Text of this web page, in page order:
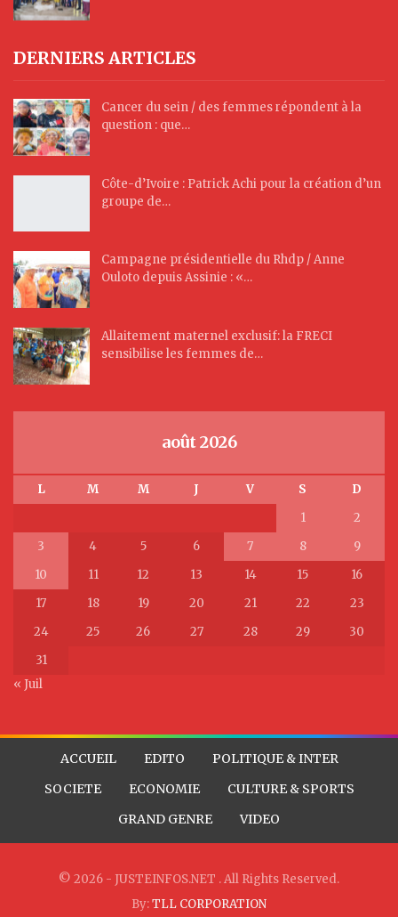
DERNIERS ARTICLES
Cancer du sein / des femmes répondent à la
question : que…
Côte-d’Ivoire : Patrick Achi pour la création d’un
groupe de…
Campagne présidentielle du Rhdp / Anne
Ouloto depuis Assinie : «…
Allaitement maternel exclusif: la FRECI
sensibilise les femmes de…
août 2026
L M M J V S
D
1
2
3
4 5 6 7 8
9
10
11 12 13 14 15
16
17
18 19 20 21 22
23
24
25 26 27 28 29
30
31
« Juil
ACCUEIL EDITO
POLITIQUE & INTER
SOCIETE
ECONOMIE
CULTURE & SPORTS
GRAND GENRE
VIDEO
© 2026 - JUSTEINFOS.NET . All Rights Reserved.
By:TLL CORPORATION